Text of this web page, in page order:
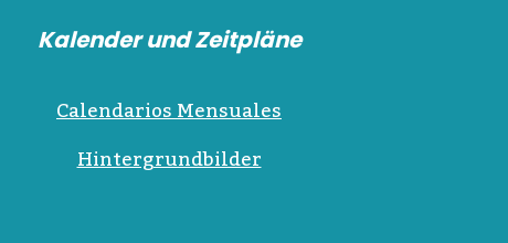
Kalender und Zeitpläne
Calendarios Mensuales
Hintergrundbilder